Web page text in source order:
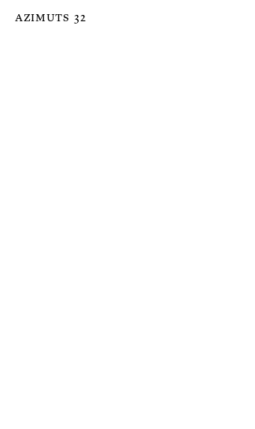
azimuts 32